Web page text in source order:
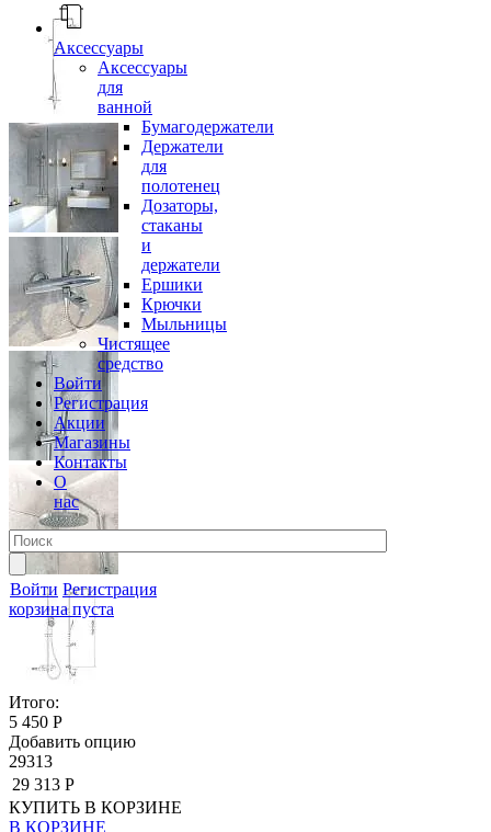
Аксессуары
Аксессуары
для
ванной
Бумагодержатели
Держатели
для
полотенец
Дозаторы,
стаканы
и
держатели
Ершики
Крючки
Мыльницы
Чистящее
средство
Войти
Регистрация
Акции
Магазины
Контакты
О
нас
Войти Регистрация
корзина пуста
Итого:
5 450 Р
Добавить опцию
29313
29 313 Р
КУПИТЬ В КОРЗИНЕ
В КОРЗИНЕ